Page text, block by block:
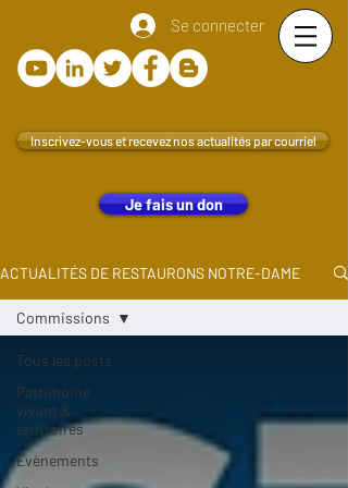
Se connecter
Inscrivez-vous et recevez nos actualités par courriel
Je fais un don
ACTUALITÉS DE RESTAURONS NOTRE-DAME
Tous les posts
Patrimoine
vivant &
territoires
Evènements
Commissions